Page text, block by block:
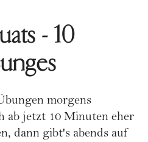
- 10
morgens
ab jetzt 10 Minuten eher
dann gibt's abends auf